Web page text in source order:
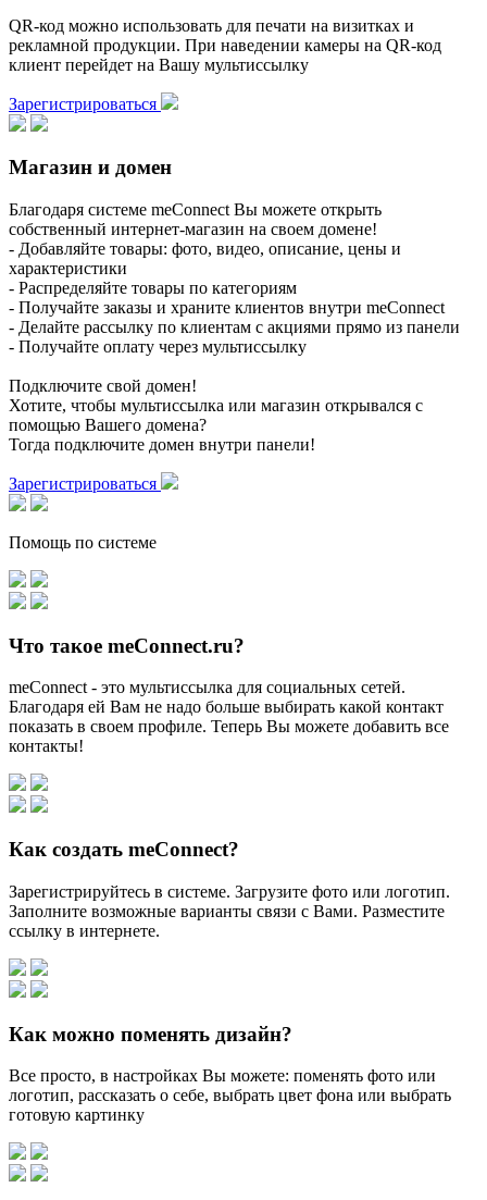
QR-код можно использовать для печати на визитках и
рекламной продукции. При наведении камеры на QR-код
клиент перейдет на Вашу мультиссылку
Зарегистрироваться
Магазин и домен
Благодаря системе meConnect Вы можете открыть
собственный интернет-магазин на своем домене!
- Добавляйте товары: фото, видео, описание, цены и
характеристики
- Распределяйте товары по категориям
- Получайте заказы и храните клиентов внутри meConnect
- Делайте рассылку по клиентам с акциями прямо из панели
- Получайте оплату через мультиссылку
Подключите свой домен!
Хотите, чтобы мультиссылка или магазин открывался с
помощью Вашего домена?
Тогда подключите домен внутри панели!
Зарегистрироваться
Помощь по системе
Что такое meConnect.ru?
meConnect - это мультиссылка для социальных сетей.
Благодаря ей Вам не надо больше выбирать какой контакт
показать в своем профиле. Теперь Вы можете добавить все
контакты!
Как создать meConnect?
Зарегистрируйтесь в системе. Загрузите фото или логотип.
Заполните возможные варианты связи с Вами. Разместите
ссылку в интернете.
Как можно поменять дизайн?
Все просто, в настройках Вы можете: поменять фото или
логотип, рассказать о себе, выбрать цвет фона или выбрать
готовую картинку